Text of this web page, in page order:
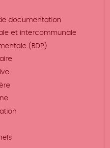
documentation
et intercommunale
(BDP)